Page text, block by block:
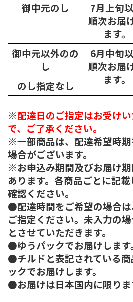
御中元のし
7月上旬
順次お届
ます。
御中元以外のの
し
6月中旬
順次お届
ます。
のし指定なし
※配達日のご指定はお受け
で、ご了承ください。
※一部商品は、配達希望時
場合がございます。
※お申込み期間及びお届け
あります。各商品ごとに記
確認ください。
●配達時間をご希望の場合
ご指定ください。未入力の場
とさせていただきます。
●ゆうパックでお届けします
●チルドと表記されている
ックでお届けします。
●お届けは日本国内に限りま